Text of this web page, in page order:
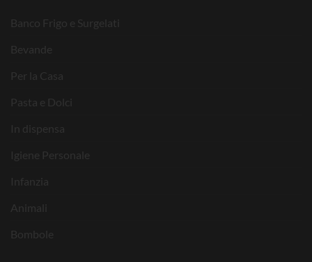
Banco Frigo e Surgelati
Bevande
Per la Casa
Pasta e Dolci
In dispensa
Igiene Personale
Infanzia
Animali
Bombole